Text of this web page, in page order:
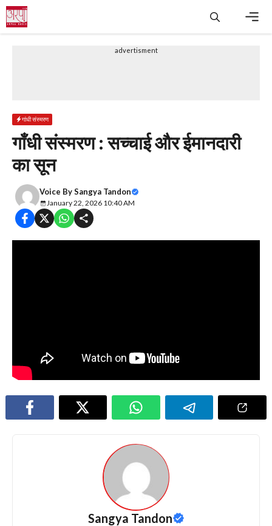
Skip
to
content
advertisment
गांधी संस्मरण
गाँधी संस्मरण : सच्चाई और ईमानदारी
का सून
Voice BySangya Tandon
January 22, 2026 10:40 AM
Sangya Tandon